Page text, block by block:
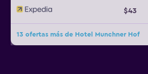
$43
13 ofertas más de Hotel Munchner Hof